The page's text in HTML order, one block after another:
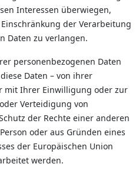
Interessen überwiegen,
der Verarbeitung
Daten zu verlangen.
personenbezogenen Daten
Daten – von ihrer
mit Ihrer Einwilligung oder zur
Verteidigung von
der Rechte einer anderen
oder aus Gründen eines
der Europäischen Union
werden.